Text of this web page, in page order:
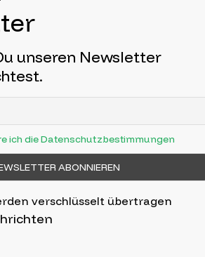
unseren Newsletter
ich die Datenschutzbestimmungen
verschlüsselt übertragen